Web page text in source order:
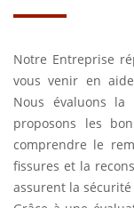
Notre Entreprise
vous venir en
Nous évaluons la
proposons les
comprendre le
fissures et la
assurent la